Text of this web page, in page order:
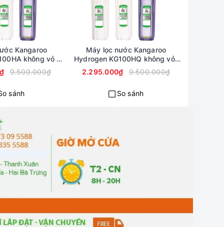
Kangaroo
không vỏ -
Lý Trưng Bày
9.500.000₫
sánh
Máy lọc nước Kangaroo
Hydrogen KG100HQ không vỏ-
Hàng Thanh Lý Trưng Bày
2.295.000₫ 9.500.000₫
So sánh